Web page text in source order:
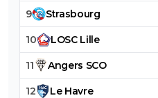
9 Strasbourg
10 LOSC Lille
11 Angers SCO
12 Le Havre